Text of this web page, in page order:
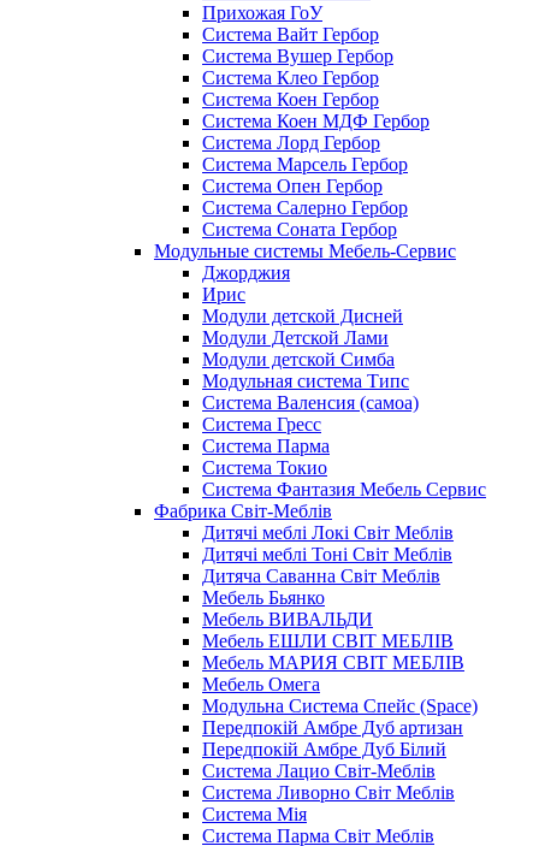
Прихожая ГоУ
Система Вайт Гербор
Система Вушер Гербор
Система Клео Гербор
Система Коен Гербор
Система Коен МДФ Гербор
Система Лорд Гербор
Система Марсель Гербор
Система Опен Гербор
Система Салерно Гербор
Система Соната Гербор
Модульные системы Мебель-Сервис
Джорджия
Ирис
Модули детской Дисней
Модули Детской Лами
Модули детской Симба
Модульная система Типс
Система Валенсия (самоа)
Система Гресс
Система Парма
Система Токио
Система Фантазия Мебель Сервис
Фабрика Світ-Меблів
Дитячі меблі Локі Світ Меблів
Дитячі меблі Тоні Світ Меблів
Дитяча Саванна Світ Меблів
Мебель Бьянко
Мебель ВИВАЛЬДИ
Мебель ЕШЛИ СВІТ МЕБЛІВ
Мебель МАРИЯ СВІТ МЕБЛІВ
Мебель Омега
Модульна Cистема Спейс (Space)
Передпокій Амбре Дуб артизан
Передпокій Амбре Дуб Білий
Система Лацио Світ-Меблів
Система Ливорно Світ Меблів
Система Мія
Система Парма Свiт Меблiв